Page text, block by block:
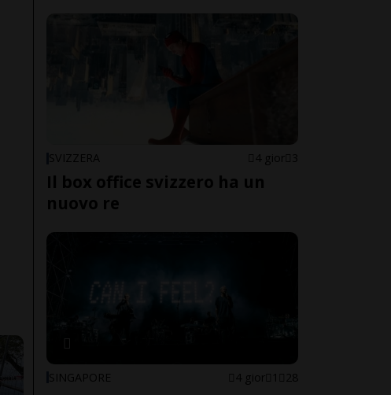
SVIZZERA 4 gior 3
Il box office svizzero ha un
nuovo re
SINGAPORE 4 gior 1 28